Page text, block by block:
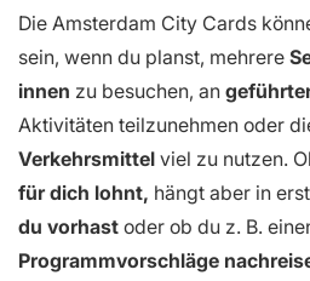
Die Amsterdam City Cards
sein, wenn du planst, mehrere
innen zu besuchen, an
Aktivitäten teilzunehmen oder
Verkehrsmittel viel zu nutzen.
für dich lohnt, hängt aber in
du vorhast oder ob du z. B.
Programmvorschläge